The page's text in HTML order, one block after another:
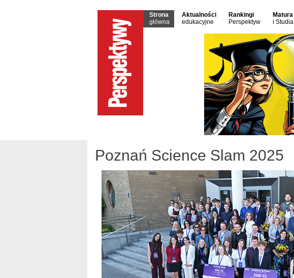
Strona
główna
Aktualności
edukacyjne
Rankingi
Perspektyw
Matura
i Studia
Poznań Science Slam 2025